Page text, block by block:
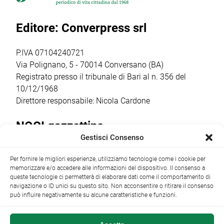
a partire dalle ore
trasformerà gli
cantina […]
parlare di guerra
comunità
ricorrenza ha […]
Editore: Converpress srl
P.IVA 07104240721
Via Polignano, 5 - 70014 Conversano (BA)
Registrato presso il tribunale di Bari al n. 356 del
10/12/1968
Direttore responsabile: Nicola Cardone
NOCI gazzettino
+39 080 4979274|info@nocigazzettino.it Contatti|
Archivio
Gestisci Consenso
Per fornire le migliori esperienze, utilizziamo tecnologie come i cookie per
memorizzare e/o accedere alle informazioni del dispositivo. Il consenso a
queste tecnologie ci permetterà di elaborare dati come il comportamento di
navigazione o ID unici su questo sito. Non acconsentire o ritirare il consenso
può influire negativamente su alcune caratteristiche e funzioni.